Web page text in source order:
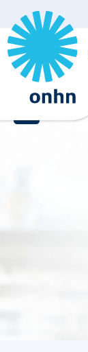
Overzicht